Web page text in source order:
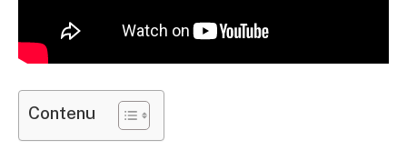
Contenu